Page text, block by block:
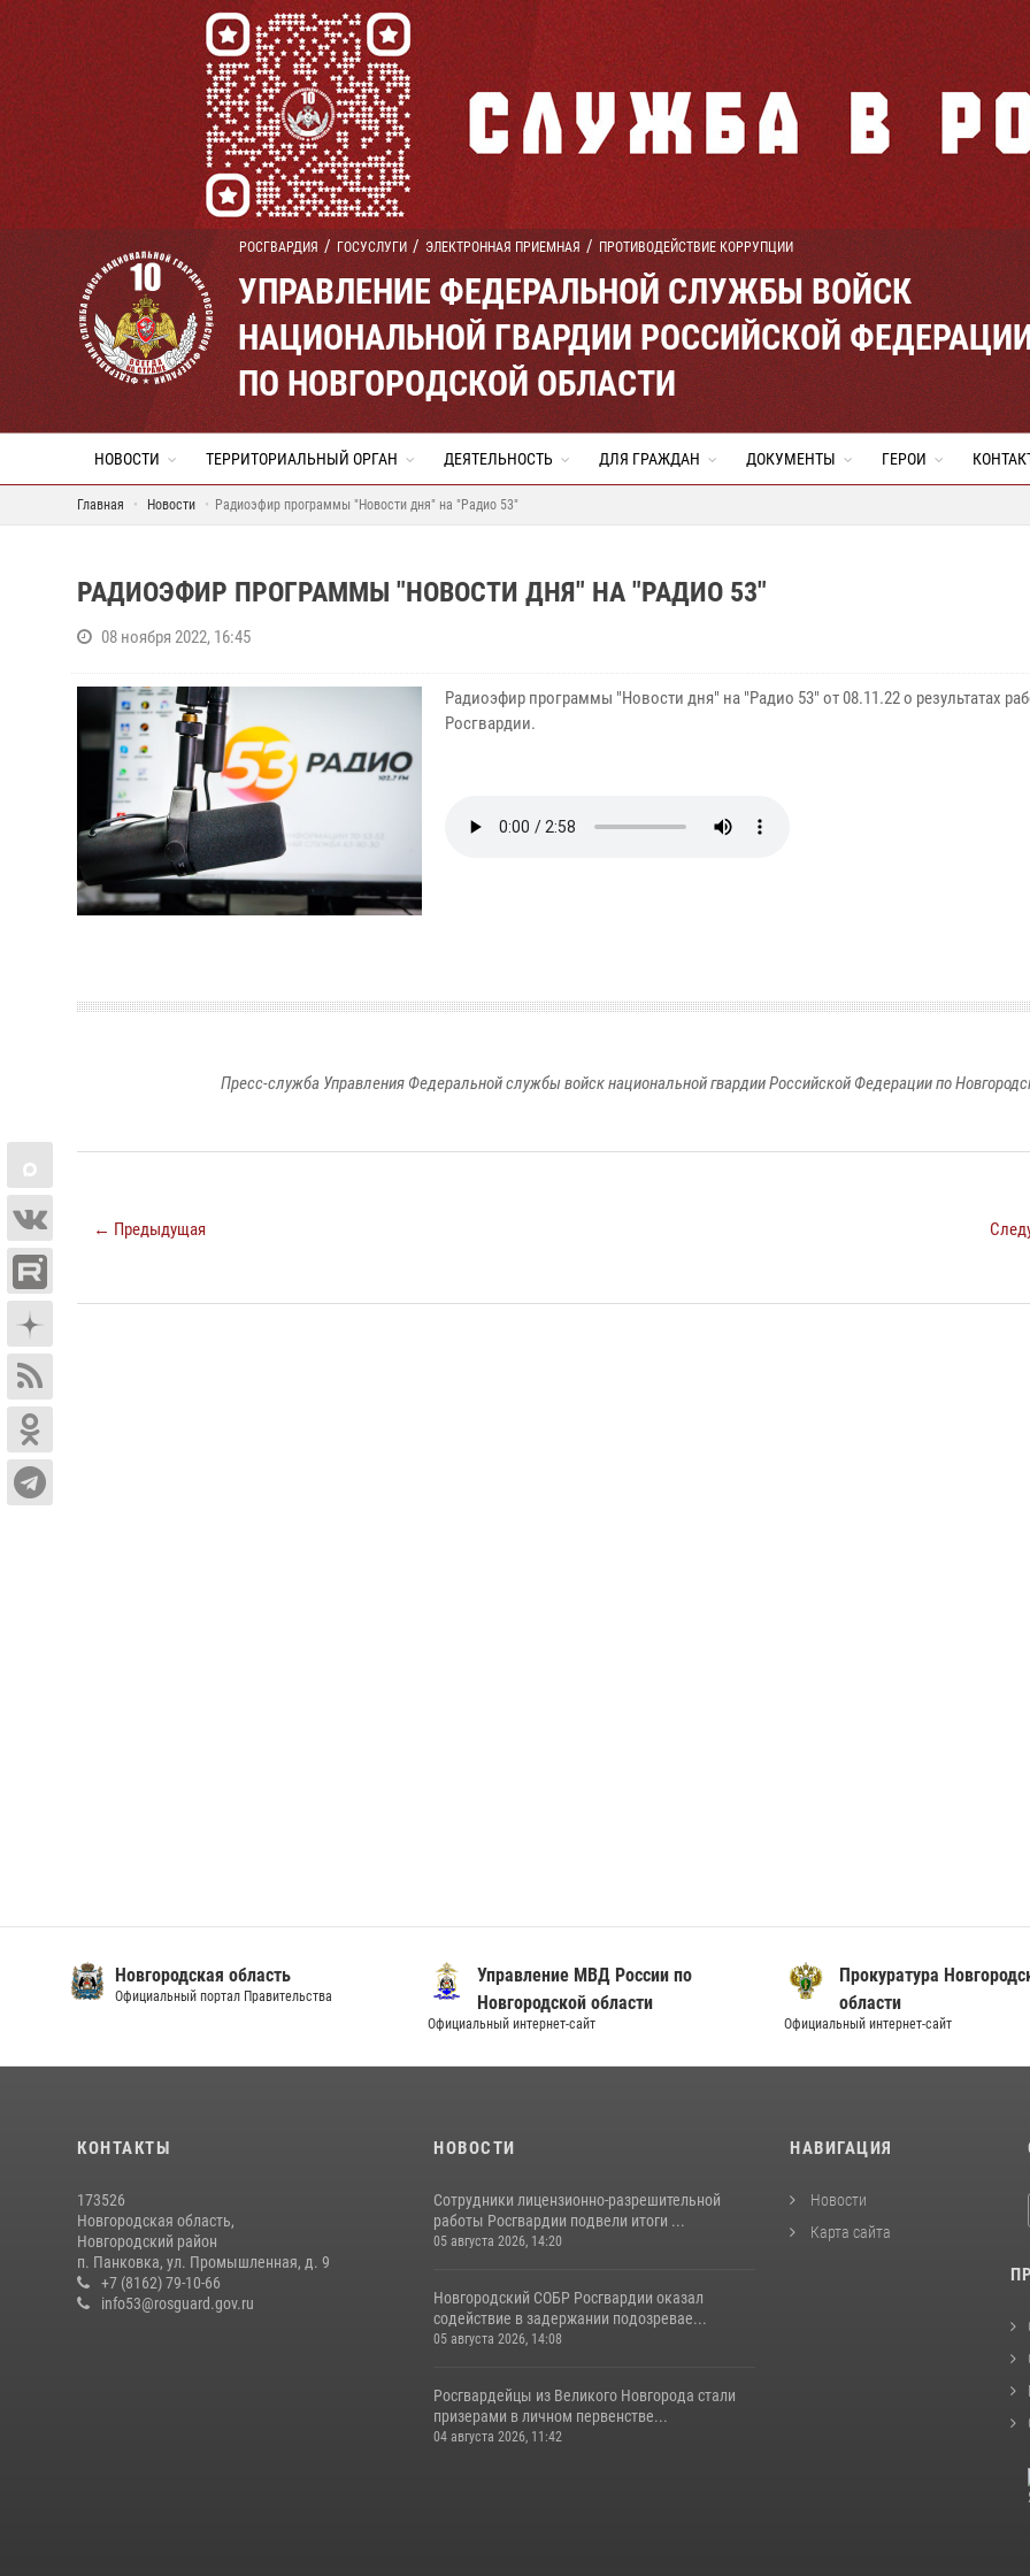
РОСГВАРДИЯ ГОСУСЛУГИ ЭЛЕКТРОННАЯ ПРИЕМНАЯ ПРОТИВОДЕЙСТВИЕ КОРРУПЦИИ
УПРАВЛЕНИЕ ФЕДЕРАЛЬНОЙ СЛУЖБЫ ВОЙСК
НАЦИОНАЛЬНОЙ ГВАРДИИ РОССИЙСКОЙ
ПО НОВГОРОДСКОЙ ОБЛАСТИ
НОВОСТИ ТЕРРИТОРИАЛЬНЫЙ ОРГАН ДЕЯТЕЛЬНОСТЬ ДЛЯ ГРАЖДАН ДОКУМЕНТЫ ГЕРОИ
Главная Новости Радиоэфир программы "Новости дня" на "Радио 53"
РАДИОЭФИР ПРОГРАММЫ "НОВОСТИ ДНЯ" НА "РАДИО 53"
08 ноября 2022, 16:45
Радиоэфир программы "Новости дня" на "Радио 53" от 08.11.22 о результатах
Росгвардии.
Пресс-служба Управления Федеральной службы войск национальной гвардии Российской Федерации по
← Предыдущая
Новгородская область
Официальный портал Правительства
Управление МВД России по
Новгородской области
Официальный интернет-сайт
Прокуратура
области
Официальный интернет-сайт
КОНТАКТЫ
173526
Новгородская область,
Новгородский район
п. Панковка, ул. Промышленная, д. 9
+7 (8162) 79-10-66
info53@rosguard.gov.ru
НОВОСТИ
Сотрудники лицензионно-разрешительной
работы Росгвардии подвели итоги ...
05 августа 2026, 14:20
Новгородский СОБР Росгвардии оказал
содействие в задержании подозревае...
05 августа 2026, 14:08
Росгвардейцы из Великого Новгорода стали
призерами в личном первенстве...
04 августа 2026, 11:42
НАВИГАЦИЯ
Новости
Карта сайта